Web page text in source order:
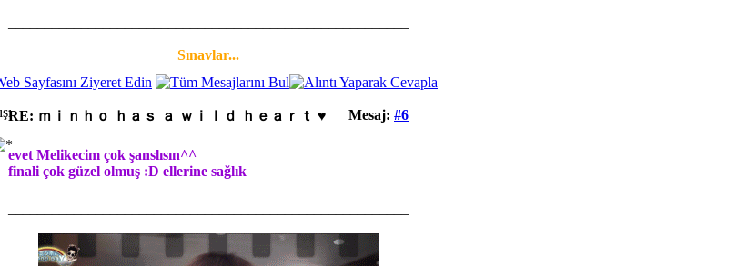
Sınavlar...
Mesaj: #6
RE: ｍｉｎｈｏ ｈａｓ ａ ｗｉｌｄ ｈｅａｒｔ ♥
evet Melikecim çok şanslısın^^
finali çok güzel olmuş :D ellerine sağlık